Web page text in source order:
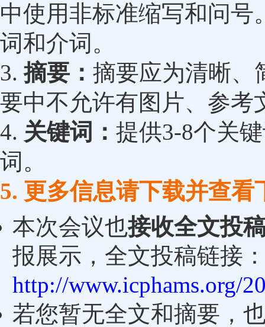
中使用非标准缩写和问
词和介词。
3.摘要： 摘要应为清晰、
要中不允许有图片、参考
4. 关键词： 提供3-8个关
词。
5. 更多信息请下载并查看
本次会议也接收全文投
报展示，全文投稿链接
http://www.icphams.org/
若您暂无全文和摘要，